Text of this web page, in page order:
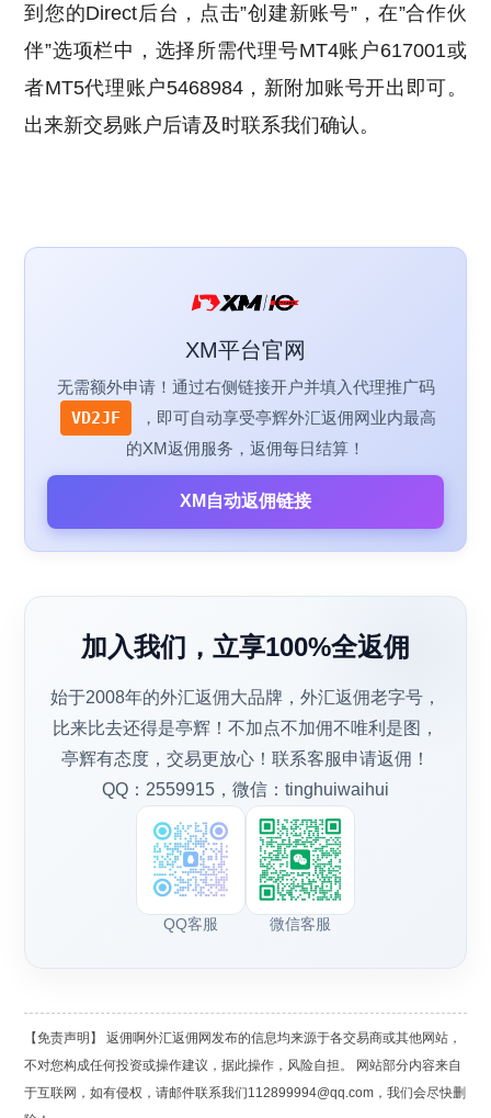
到您的Direct后台，点击”创建新账号”，在”合作伙
伴”选项栏中，选择所需代理号MT4账户617001或
者MT5代理账户5468984，新附加账号开出即可。
出来新交易账户后请及时联系我们确认。
XM平台官网
无需额外申请！通过右侧链接开户并填入代理推广码
VD2JF
，即可自动享受亭辉外汇返佣网业内最高
的XM返佣服务，返佣每日结算！
XM自动返佣链接
加入我们，立享100%全返佣
始于2008年的外汇返佣大品牌，外汇返佣老字号，
比来比去还得是亭辉！不加点不加佣不唯利是图，
亭辉有态度，交易更放心！联系客服申请返佣！
QQ：2559915，微信：tinghuiwaihui
QQ客服 微信客服
【免责声明】 返佣啊外汇返佣网发布的信息均来源于各交易商或其他网站，
不对您构成任何投资或操作建议，据此操作，风险自担。 网站部分内容来自
于互联网，如有侵权，请邮件联系我们112899994@qq.com，我们会尽快删